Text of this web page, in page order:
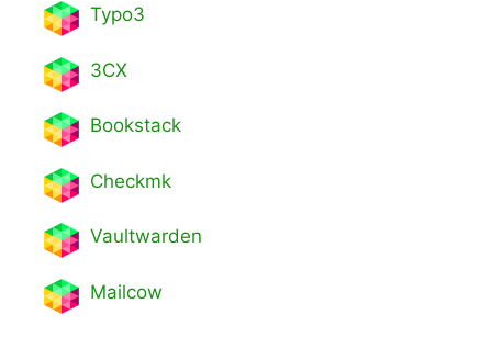
Typo3
3CX
Bookstack
Checkmk
Vaultwarden
Mailcow